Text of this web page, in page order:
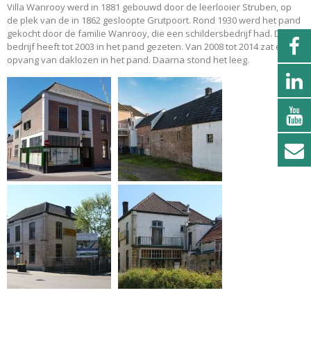
Villa Wanrooy werd in 1881 gebouwd door de leerlooier Struben, op
de plek van de in 1862 gesloopte Grutpoort. Rond 1930 werd het pand
gekocht door de familie Wanrooy, die een schildersbedrijf had. Dat
bedrijf heeft tot 2003 in het pand gezeten. Van 2008 tot 2014 zat er een
opvang van daklozen in het pand. Daarna stond het leeg.